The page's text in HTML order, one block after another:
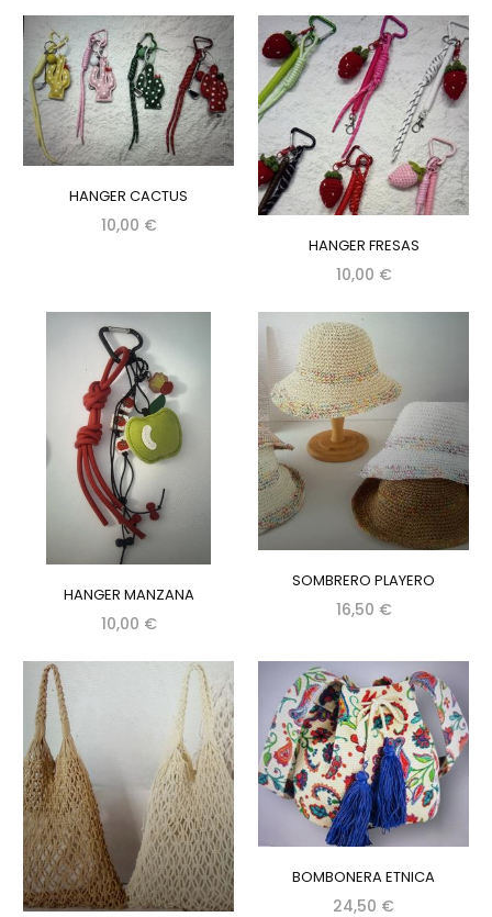
HANGER CACTUS
10,00 €
HANGER FRESAS
10,00 €
HANGER MANZANA
10,00 €
SOMBRERO PLAYERO
16,50 €
BOMBONERA ETNICA
24,50 €